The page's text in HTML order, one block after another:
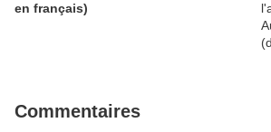
en français)
Commentaires